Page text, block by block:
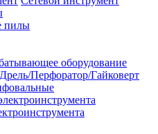
пилы
оборудование
Перфоратор/Гайковерт